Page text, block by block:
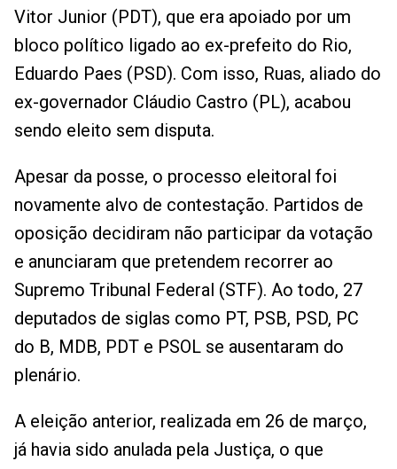
Vitor Junior (PDT), que era apoiado por um
bloco político ligado ao ex-prefeito do Rio,
Eduardo Paes (PSD). Com isso, Ruas, aliado do
ex-governador Cláudio Castro (PL), acabou
sendo eleito sem disputa.
Apesar da posse, o processo eleitoral foi
novamente alvo de contestação. Partidos de
oposição decidiram não participar da votação
e anunciaram que pretendem recorrer ao
Supremo Tribunal Federal (STF). Ao todo, 27
deputados de siglas como PT, PSB, PSD, PC
do B, MDB, PDT e PSOL se ausentaram do
plenário.
A eleição anterior, realizada em 26 de março,
já havia sido anulada pela Justiça, o que